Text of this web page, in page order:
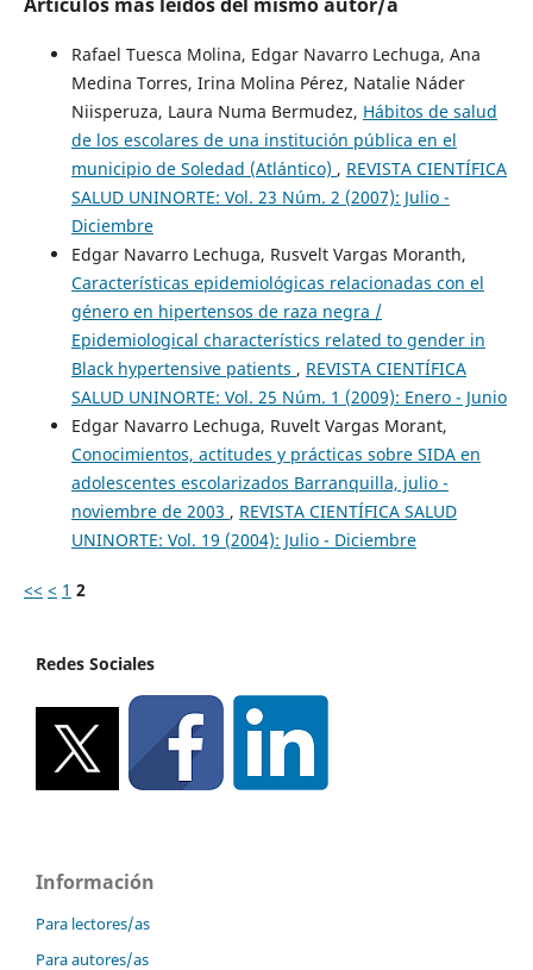
Artículos más leídos del mismo autor/a
Rafael Tuesca Molina, Edgar Navarro Lechuga, Ana
Medina Torres, Irina Molina Pérez, Natalie Náder
Niisperuza, Laura Numa Bermudez, Hábitos de salud
de los escolares de una institución pública en el
municipio de Soledad (Atlántico) , REVISTA CIENTÍFICA
SALUD UNINORTE: Vol. 23 Núm. 2 (2007): Julio -
Diciembre
Edgar Navarro Lechuga, Rusvelt Vargas Moranth,
Características epidemiológicas relacionadas con el
género en hipertensos de raza negra /
Epidemiological characterístics related to gender in
Black hypertensive patients , REVISTA CIENTÍFICA
SALUD UNINORTE: Vol. 25 Núm. 1 (2009): Enero - Junio
Edgar Navarro Lechuga, Ruvelt Vargas Morant,
Conocimientos, actitudes y prácticas sobre SIDA en
adolescentes escolarizados Barranquilla, julio -
noviembre de 2003 , REVISTA CIENTÍFICA SALUD
UNINORTE: Vol. 19 (2004): Julio - Diciembre
<< < 1 2
Redes Sociales
Información
Para lectores/as
Para autores/as